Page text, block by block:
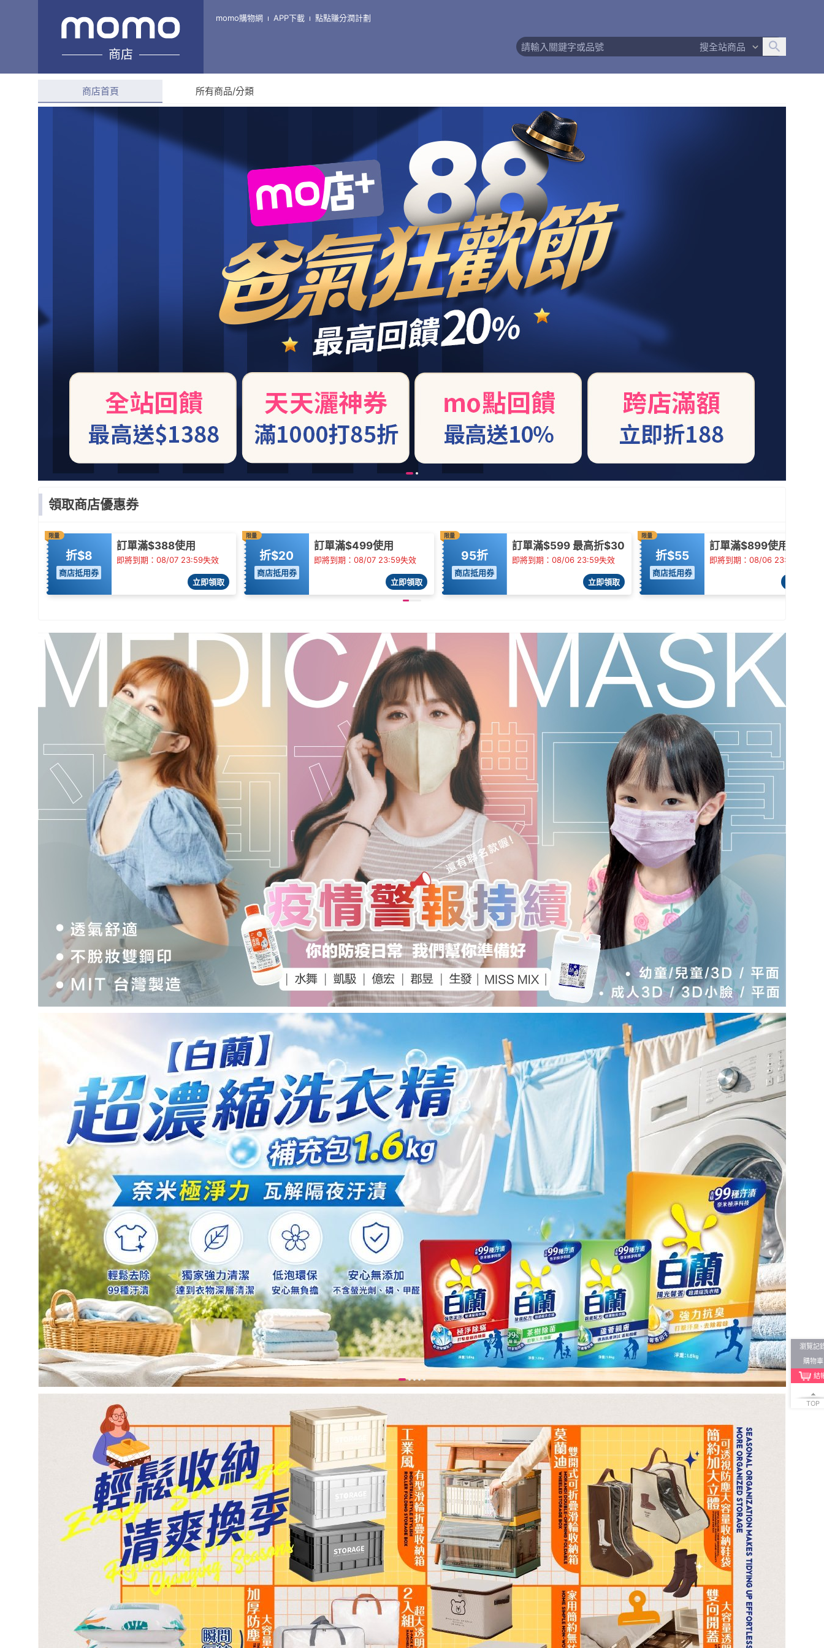
商店
momo購物網 APP下載 點點賺分潤計劃
搜全站商品
美佳小舖｜口罩 酒精 一匙靈 洗衣精 靠枕 便當盒
綜合評分 商店簡介 退換貨須知
商店首頁 所有商品/分類
領取商店優惠券
限量
折$8
商店抵用券
訂單滿$388使用
即將到期：08/07 23:59失效
立即領取
限量
折$20
商店抵用券
訂單滿$499使用
即將到期：08/07 23:59失效
立即領取
限量
95折
商店抵用券
訂單滿$599 最高折$30
即將到期：08/06 23:59失效
立即領取
限量
折$55
商店抵用券
訂單滿$899使用
即將到期：08/06 23:59失效
瀏覽記
購物車
結
TOP